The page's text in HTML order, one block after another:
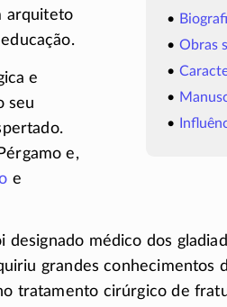
Obras
arquiteto
e
seu
e,
e
designado médico dos
grandes conhecimentos
tratamento cirúrgico de